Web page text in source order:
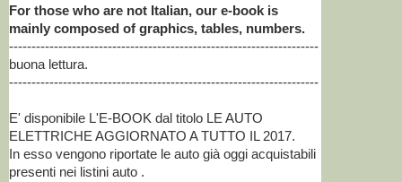
For those who are not Italian, our e-book is
mainly composed of graphics, tables, numbers.
---------------------------------------------------------------------
buona lettura.
---------------------------------------------------------------------
E' disponibile L'E-BOOK dal titolo LE AUTO
ELETTRICHE AGGIORNATO A TUTTO IL 2017.
In esso vengono riportate le auto già oggi acquistabili
presenti nei listini auto .